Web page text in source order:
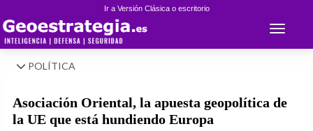
Ir a Versión Clásica o escritorio
Toggle
POLÍTICA
Asociación Oriental, la apuesta geopolítica de
la UE que está hundiendo Europa